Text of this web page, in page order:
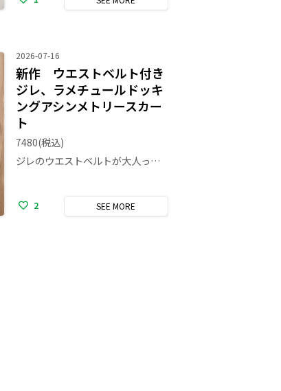
2026-07-16
新作 ウエストベルト付き
ジレ、ラメチュールドッキ
ングアシンメトリースカー
ト
7480(税込)
ジレのウエストベルトが大人っぽさを出してくれて、スカートと合わせるとさらにワンランク上の着こなしができます！✨
2 SEEMORE